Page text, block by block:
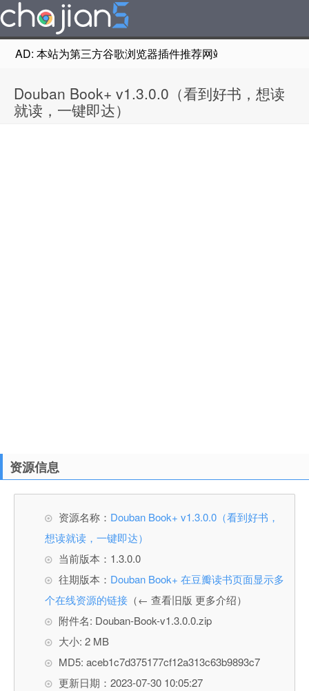
AD: 本站为第三方谷歌浏览器插件推荐网站，非Google
Douban Book+ v1.3.0.0（看到好书，想读
就读，一键即达）
资源信息
资源名称： Douban Book+ v1.3.0.0（看到好书，
想读就读，一键即达）
当前版本：1.3.0.0
往期版本： Douban Book+ 在豆瓣读书页面显示多
个在线资源的链接 （← 查看旧版 更多介绍）
附件名: Douban-Book-v1.3.0.0.zip
大小: 2 MB
MD5: aceb1c7d375177cf12a313c63b9893c7
更新日期：2023-07-30 10:05:27